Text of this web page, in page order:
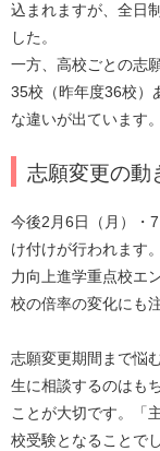
込まれますが、全日
した。
一方、高校ごとの志
35校（昨年度36校）
な違いが出ています。
志願変更の動
今後2月6日（月）・
け付けが行われます
力向上進学重点校エ
校の倍率の変化にも
志願変更期間まで悩
生に相談するのはも
ことが大切です。「
校受験となることで